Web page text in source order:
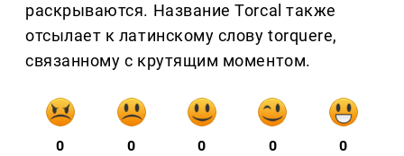
раскрываются. Название Torcal также
отсылает к латинскому слову torquere,
связанному с крутящим моментом.
0 0 0 0 0